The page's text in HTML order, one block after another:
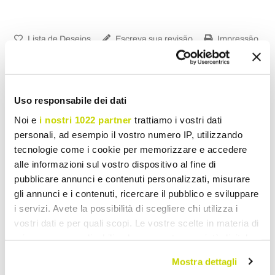
Uso responsabile dei dati
Noi e i nostri 1022 partner trattiamo i vostri dati
personali, ad esempio il vostro numero IP, utilizzando
tecnologie come i cookie per memorizzare e accedere
alle informazioni sul vostro dispositivo al fine di
pubblicare annunci e contenuti personalizzati, misurare
gli annunci e i contenuti, ricercare il pubblico e sviluppare
i servizi. Avete la possibilità di scegliere chi utilizza i
vostri dati e per quali scopi. Le vostre scelte in materia di
modificare o revocare il proprio consenso in qualsiasi
Mostra dettagli
Lista de Desejos Escreva sua revisão Impressão
Poste de Jardim